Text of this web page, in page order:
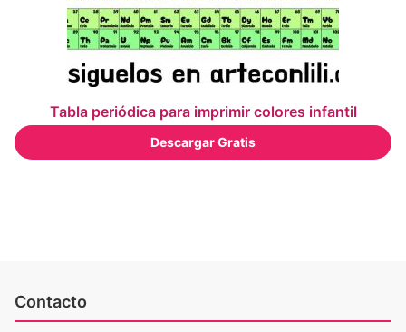
Tabla periódica para imprimir colores infantil
Descargar Gratis
Contacto